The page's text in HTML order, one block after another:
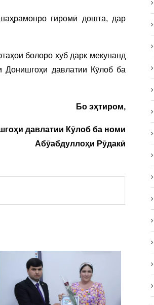
гиромӣ дошта, дар
болоро хуб дарк мекунанд
Донишгоҳи давлатии Кӯлоб ба
Бо эҳтиром,
давлатии Кӯлоб ба номи
Абӯабдуллоҳи Рӯдакӣ